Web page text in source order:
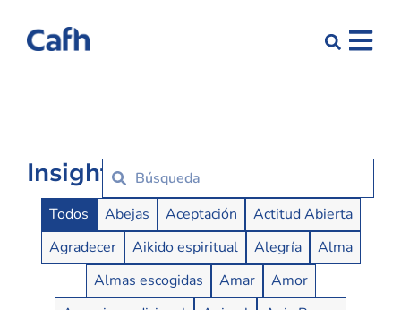
Insights
Insights Buttons
Todos Abejas Aceptación
Actitud Abierta
Agradecer
Aikido espiritual Alegría
Alma
Almas escogidas
Amar
Amor